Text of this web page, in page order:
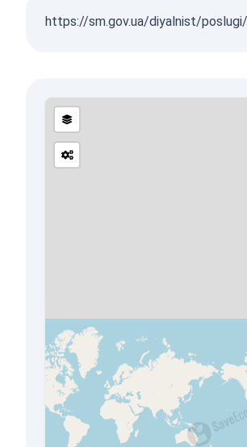
https://sm.gov.ua/diyalnist/